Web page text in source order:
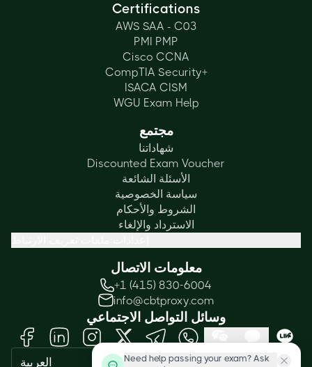
Certifications
AWS SAA - C03
PMI PMP
Cisco CCNA
CompTIA Security+
ISACA CISM
WGU Exam Help
مجتمع
شهاداتنا
Discounted Exam Voucher
الأسئلة الشائعة
سياسة الخصوصية
الشروط والأحكام
الاسترداد والإلغاء
معلومات الاتصال
+1 (415) 830-6004
info@cbtproxy.com
وسائل التواصل الاجتماعي
العربية
Need help passing your exam? Ask